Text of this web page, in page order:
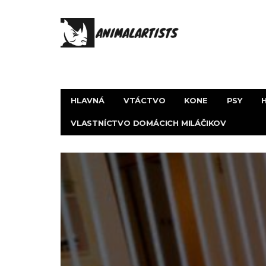
HLAVNÁ VTÁCTVO KONE PSY
VLASTNÍCTVO DOMÁCICH MILÁČIKOV